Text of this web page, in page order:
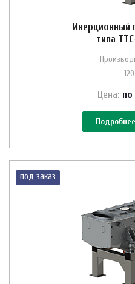
Инерционный
типа
Цена: по
Подробнее
под заказ